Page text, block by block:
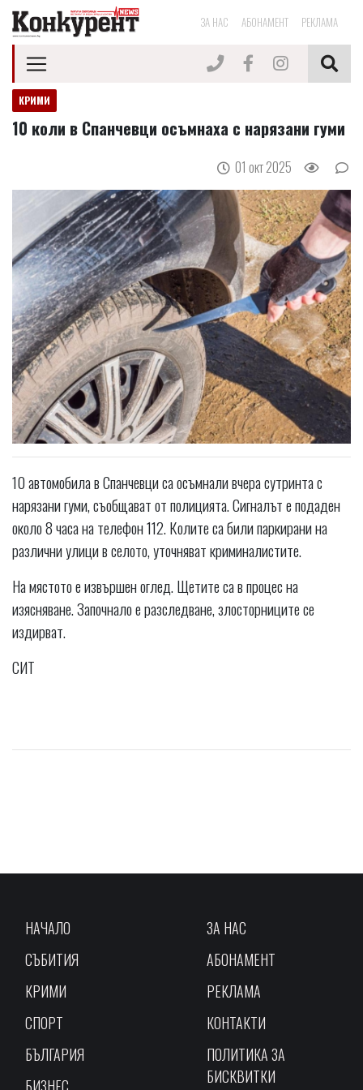
ЗА НАС АБОНАМЕНТ РЕКЛАМА
КРИМИ
10 коли в Спанчевци осъмнаха с нарязани гуми
01 окт 2025
10 автомобила в Спанчевци са осъмнали вчера сутринта с
нарязани гуми, съобщават от полицията. Сигналът е подаден
около 8 часа на телефон 112. Колите са били паркирани на
различни улици в селото, уточняват криминалистите.
На мястото е извършен оглед. Щетите са в процес на
изясняване. Започнало е разследване, злосторниците се
издирват.
СИТ
НАЧАЛО
СЪБИТИЯ
КРИМИ
СПОРТ
БЪЛГАРИЯ
ЗА НАС
АБОНАМЕНТ
РЕКЛАМА
КОНТАКТИ
ПОЛИТИКА ЗА
БИСКВИТКИ